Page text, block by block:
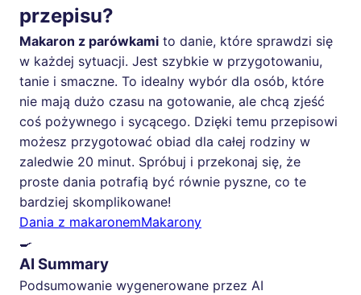
przepisu?
Makaron z parówkami to danie, które sprawdzi się
w każdej sytuacji. Jest szybkie w przygotowaniu,
tanie i smaczne. To idealny wybór dla osób, które
nie mają dużo czasu na gotowanie, ale chcą zjeść
coś pożywnego i sycącego. Dzięki temu przepisowi
możesz przygotować obiad dla całej rodziny w
zaledwie 20 minut. Spróbuj i przekonaj się, że
proste dania potrafią być równie pyszne, co te
bardziej skomplikowane!
Dania z makaronemMakarony
🍳
AI Summary
Podsumowanie wygenerowane przez AI